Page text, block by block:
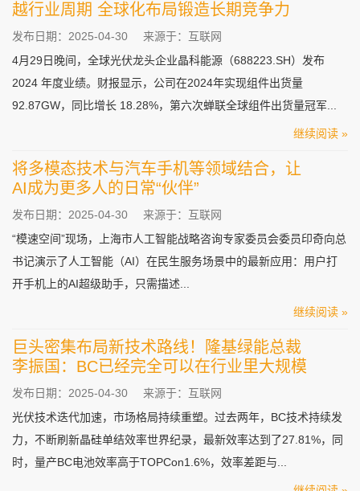
越行业周期 全球化布局锻造长期竞争力
发布日期：2025-04-30
来源于：互联网
4月29日晚间，全球光伏龙头企业晶科能源（688223.SH）发布
2024 年度业绩。财报显示，公司在2024年实现组件出货量
92.87GW，同比增长 18.28%，第六次蝉联全球组件出货量冠军...
继续阅读 »
将多模态技术与汽车手机等领域结合，让
AI成为更多人的日常“伙伴”
发布日期：2025-04-30
来源于：互联网
“模速空间”现场，上海市人工智能战略咨询专家委员会委员印奇向总
书记演示了人工智能（AI）在民生服务场景中的最新应用：用户打
开手机上的AI超级助手，只需描述...
继续阅读 »
巨头密集布局新技术路线！隆基绿能总裁
李振国：BC已经完全可以在行业里大规模
发布日期：2025-04-30
来源于：互联网
光伏技术迭代加速，市场格局持续重塑。过去两年，BC技术持续发
力，不断刷新晶硅单结效率世界纪录，最新效率达到了27.81%，同
时，量产BC电池效率高于TOPCon1.6%，效率差距与...